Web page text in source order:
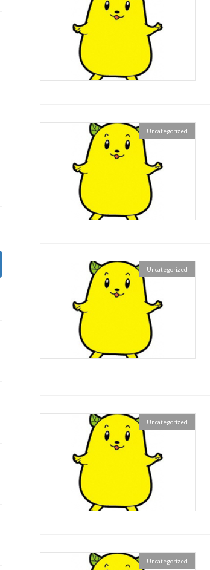
Uncategorized
Uncategorized
Uncategorized
Uncategorized